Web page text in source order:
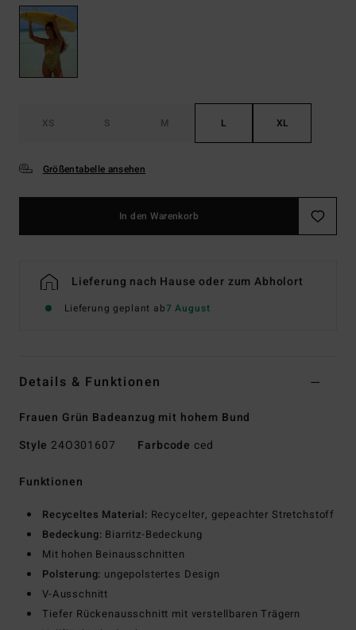
XS S M L XL
Größentabelle ansehen
In den Warenkorb
Lieferung nach Hause oder zum Abholort
Lieferung geplant ab7 August
Details & Funktionen
Frauen Grün Badeanzug mit hohem Bund
Style 24O301607 Farbcode ced
Funktionen
Recyceltes Material: Recycelter, gepeachter Stretchstoff
Bedeckung: Biarritz-Bedeckung
Mit hohen Beinausschnitten
Polsterung: ungepolstertes Design
V-Ausschnitt
Tiefer Rückenausschnitt mit verstellbaren Trägern